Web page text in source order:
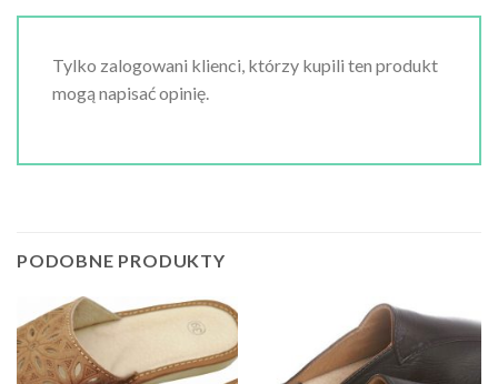
Tylko zalogowani klienci, którzy kupili ten produkt
mogą napisać opinię.
PODOBNE PRODUKTY